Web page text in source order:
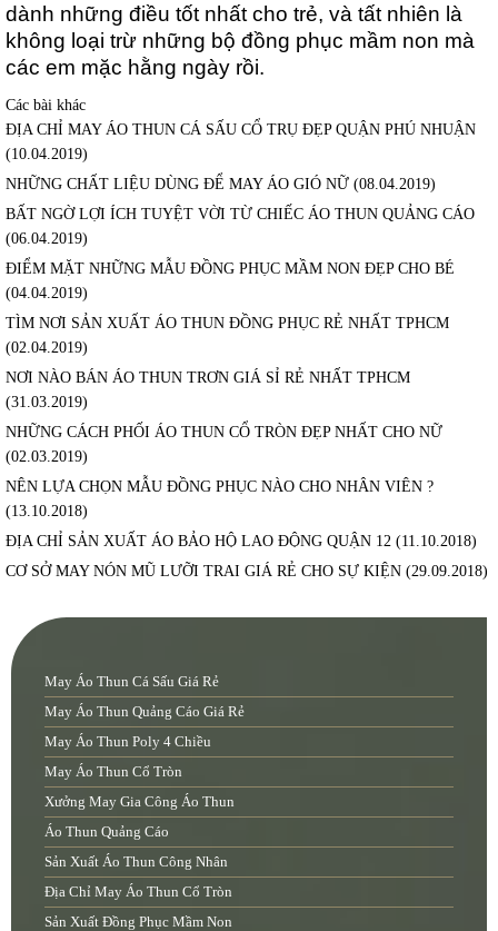
dành những điều tốt nhất cho trẻ, và tất nhiên là
không loại trừ những bộ đồng phục mầm non mà
các em mặc hằng ngày rồi.
Các bài khác
ĐỊA CHỈ MAY ÁO THUN CÁ SẤU CỔ TRỤ ĐẸP QUẬN PHÚ NHUẬN
(10.04.2019)
NHỮNG CHẤT LIỆU DÙNG ĐỂ MAY ÁO GIÓ NỮ (08.04.2019)
BẤT NGỜ LỢI ÍCH TUYỆT VỜI TỪ CHIẾC ÁO THUN QUẢNG CÁO
(06.04.2019)
ĐIỂM MẶT NHỮNG MẪU ĐỒNG PHỤC MẦM NON ĐẸP CHO BÉ
(04.04.2019)
TÌM NƠI SẢN XUẤT ÁO THUN ĐỒNG PHỤC RẺ NHẤT TPHCM
(02.04.2019)
NƠI NÀO BÁN ÁO THUN TRƠN GIÁ SỈ RẺ NHẤT TPHCM
(31.03.2019)
NHỮNG CÁCH PHỐI ÁO THUN CỔ TRÒN ĐẸP NHẤT CHO NỮ
(02.03.2019)
NÊN LỰA CHỌN MẪU ĐỒNG PHỤC NÀO CHO NHÂN VIÊN ?
(13.10.2018)
ĐỊA CHỈ SẢN XUẤT ÁO BẢO HỘ LAO ĐỘNG QUẬN 12 (11.10.2018)
CƠ SỞ MAY NÓN MŨ LƯỠI TRAI GIÁ RẺ CHO SỰ KIỆN (29.09.2018)
May Áo Thun Cá Sấu Giá Rẻ
May Áo Thun Quảng Cáo Giá Rẻ
May Áo Thun Poly 4 Chiều
May Áo Thun Cổ Tròn
Xưởng May Gia Công Áo Thun
Áo Thun Quảng Cáo
Sản Xuất Áo Thun Công Nhân
Địa Chỉ May Áo Thun Cổ Tròn
Sản Xuất Đồng Phục Mầm Non